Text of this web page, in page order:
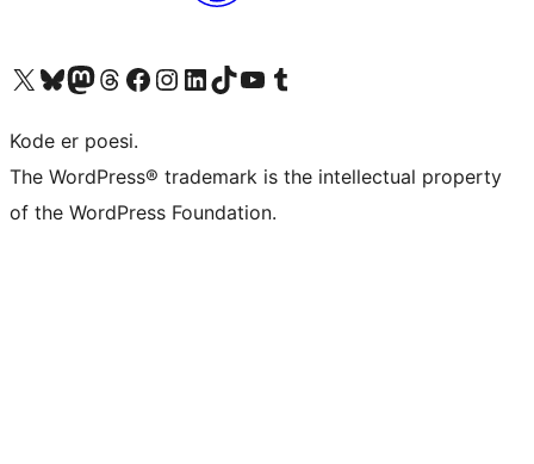
Besøg vores X (tidligere Twitter) konto
Besøg vores Bluesky-konto
Besøg vores Mastodon konto
Besøg vores Threads-konto
Besøg vores Facebook sideBesøg vores Instagram konto
Besøg vores LinkedIn konto
Besøg vores TikTok-konto
Besøg vores YouTube-kanalBesøg vores Tumblr-konto
Kode er poesi.
The WordPress® trademark is the intellectual property
of the WordPress Foundation.